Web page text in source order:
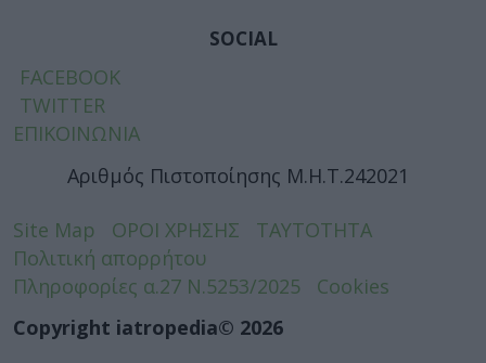
SOCIAL
FACEBOOK
TWITTER
ΕΠΙΚΟΙΝΩΝΙΑ
Αριθμός Πιστοποίησης Μ.Η.Τ.242021
Site Map ΟΡΟΙ ΧΡΗΣΗΣ
ΤΑΥΤΟΤΗΤΑ
Πολιτική απορρήτου
Πληροφορίες α.27 Ν.5253/2025
Cookies
Copyright iatropedia© 2026